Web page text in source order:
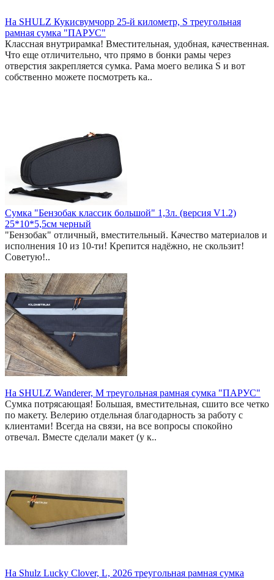
На SHULZ Кукисвумчорр 25-й километр, S треугольная
рамная сумка "ПАРУС"
Классная внутрирамка! Вместительная, удобная, качественная.
Что еще отличительно, что прямо в бонки рамы через
отверстия закрепляется сумка. Рама моего велика S и вот
собственно можете посмотреть ка..
Сумка "Бензобак классик большой" 1,3л. (версия V1.2)
25*10*5,5см черный
"Бензобак" отличный, вместительный. Качество материалов и
исполнения 10 из 10-ти! Крепится надёжно, не скользит!
Советую!..
На SHULZ Wanderer, M треугольная рамная сумка "ПАРУС"
Сумка потрясающая! Большая, вместительная, сшито все четко
по макету. Велерию отдельная благодарность за работу с
клиентами! Всегда на связи, на все вопросы спокойно
отвечал. Вместе сделали макет (у к..
На Shulz Lucky Clover, L, 2026 треугольная рамная сумка